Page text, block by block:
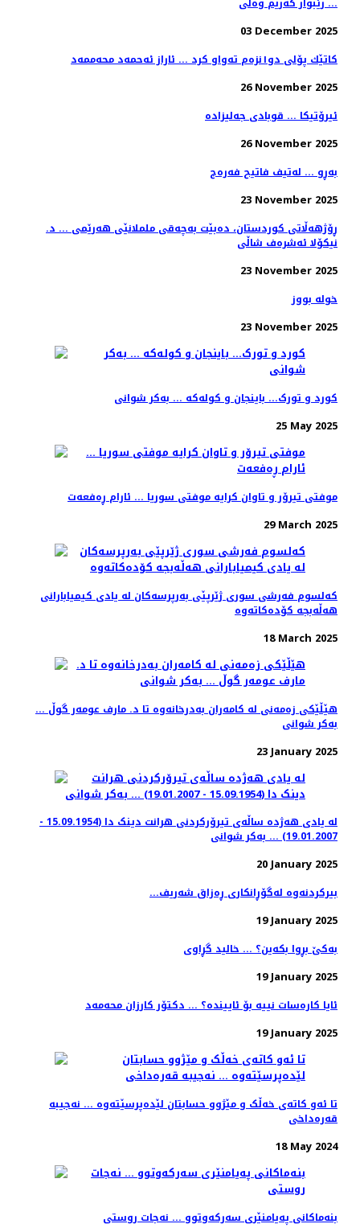
... رێبوار کەریم وەلی
03 December 2025
کاتێك پۆلی دو١نزەم تەواو کرد ... ئاراز ئەحمەد محەممەد
26 November 2025
ئیرۆتیکا ... قوبادی جەلیزادە
26 November 2025
بەڕو ... لەتیف فاتیح فەرەج
23 November 2025
ڕۆژهەڵاتی کوردستان، دەبێت بەچەقی ململانێی هەرێمی ... د.
نیکۆلا ئەشرەف شاڵی
23 November 2025
خولە بووز
23 November 2025
کورد و تورک... باینجان و کولەکە ... بەکر شوانی
25 May 2025
موفتی تیرۆر و تاوان کرایە موفتی سوریا ... ئارام ڕەفعەت
29 March 2025
کەلسوم فەرشی سوری ژێرپێی بەرپرسەکان لە یادی کیمیابارانی
هەڵەبجە کۆدەکاتەوە
18 March 2025
هێڵێکی زەمەنی لە کامەران بەدرخانەوە تا د. مارف عومەر گوڵ ...
بەکر شوانی
23 January 2025
لە یادی هەژدە ساڵەی تیرۆرکردنی هرانت دینک دا (15.09.1954 -
19.01.2007) ... بەکر شوانی
20 January 2025
...بیرکردنەوە لەگۆڕانکاری ڕەزاق شەریف
19 January 2025
بەکێ بڕوا بکەین؟ ... خالید گڕاوی
19 January 2025
ئایا کارەسات نییە بۆ ئاییندە؟ ... دکتۆر کارزان محەمەد
19 January 2025
تا ئەو کاتەی خەڵک و مێژوو حسابتان لێدەپرسێتەوە ... نەجیبە
قەرەداخی
18 May 2024
بنەماكانی پەیامنێری سەركەوتوو ... نەجات روستی